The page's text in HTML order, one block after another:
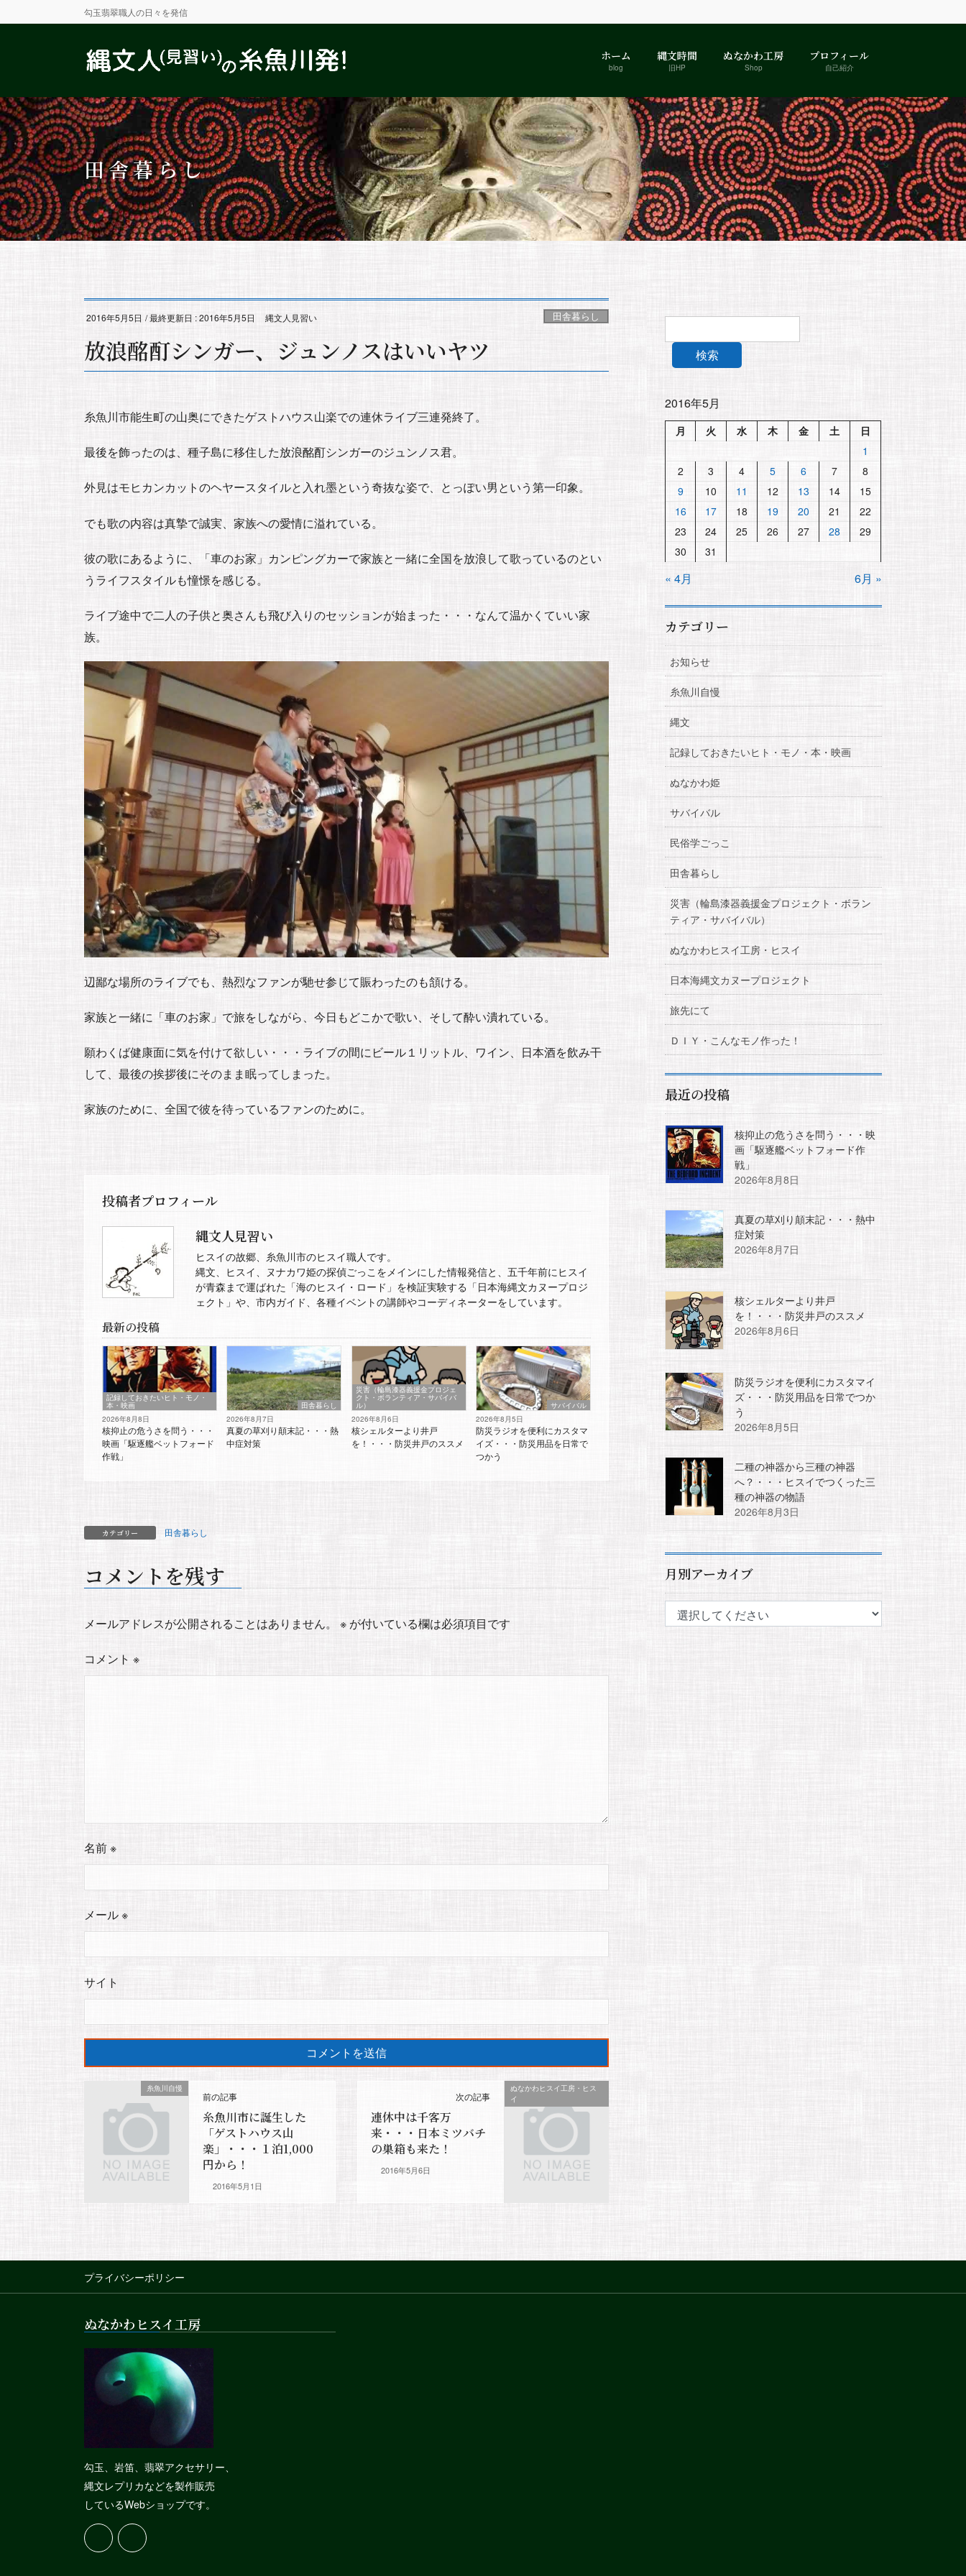
勾玉翡翠職人の日々を発信
ホーム
blog
縄文時間
旧HP
ぬなかわ工房
Shop
プロフィール
自己紹介
田舎暮らし
2016年5月5日 / 最終更新日 :2016年5月5日 縄文人見習い 田舎暮らし
放浪酩酊シンガー、ジュンノスはいいヤツ
糸魚川市能生町の山奥にできたゲストハウス山楽での連休ライブ三連発終了。
最後を飾ったのは、種子島に移住した放浪酩酊シンガーのジュンノス君。
外見はモヒカンカットのヘヤースタイルと入れ墨という奇抜な姿で、とっぽい男という第一印象。
でも歌の内容は真摯で誠実、家族への愛情に溢れている。
彼の歌にあるように、「車のお家」カンピングカーで家族と一緒に全国を放浪して歌っているのとい
うライフスタイルも憧憬を感じる。
ライブ途中で二人の子供と奥さんも飛び入りのセッションが始まった・・・なんて温かくていい家
族。
辺鄙な場所のライブでも、熱烈なファンが馳せ参じて賑わったのも頷ける。
家族と一緒に「車のお家」で旅をしながら、今日もどこかで歌い、そして酔い潰れている。
願わくば健康面に気を付けて欲しい・・・ライブの間にビール１リットル、ワイン、日本酒を飲み干
して、最後の挨拶後にそのまま眠ってしまった。
家族のために、全国で彼を待っているファンのために。
投稿者プロフィール
縄文人見習い
ヒスイの故郷、糸魚川市のヒスイ職人です。
縄文、ヒスイ、ヌナカワ姫の探偵ごっこをメインにした情報発信と、五千年前にヒスイ
が青森まで運ばれた「海のヒスイ・ロード」を検証実験する「日本海縄文カヌープロジ
ェクト」や、市内ガイド、各種イベントの講師やコーディネーターをしています。
最新の投稿
記録しておきたいヒト・モノ・
本・映画
2026年8月8日
核抑止の危うさを問う・・・
映画「駆逐艦ベットフォード
作戦」
田舎暮らし
2026年8月7日
真夏の草刈り顛末記・・・熱
中症対策
災害（輪島漆器義援金プロジェ
クト・ボランティア・サバイバ
ル）
2026年8月6日
核シェルターより井戸
を！・・・防災井戸のススメ
サバイバル
2026年8月5日
防災ラジオを便利にカスタマ
イズ・・・防災用品を日常で
つかう
カテゴリー 田舎暮らし
コメントを残す
メールアドレスが公開されることはありません。 ※ が付いている欄は必須項目です
コメント ※
名前※
メール※
サイト
糸魚川自慢
前の記事
糸魚川市に誕生した
「ゲストハウス山
楽」・・・１泊1,000
円から！
2016年5月1日
ぬなかわヒスイ工房・ヒス
イ
次の記事
連休中は千客万
来・・・日本ミツバチ
の巣箱も来た！
2016年5月6日
検索
2016年5月
月 火 水 木 金 土
日
1
2
3 4 5 6 7
8
9
10 11 12 13 14
15
16
17 18 19 20 21
22
23
24 25 26 27 28
29
30
31
« 4月 6月 »
カテゴリー
お知らせ
糸魚川自慢
縄文
記録しておきたいヒト・モノ・本・映画
ぬなかわ姫
サバイバル
民俗学ごっこ
田舎暮らし
災害（輪島漆器義援金プロジェクト・ボラン
ティア・サバイバル）
ぬなかわヒスイ工房・ヒスイ
日本海縄文カヌープロジェクト
旅先にて
ＤＩＹ・こんなモノ作った！
最近の投稿
核抑止の危うさを問う・・・映
画「駆逐艦ベットフォード作
戦」
2026年8月8日
真夏の草刈り顛末記・・・熱中
症対策
2026年8月7日
核シェルターより井戸
を！・・・防災井戸のススメ
2026年8月6日
防災ラジオを便利にカスタマイ
ズ・・・防災用品を日常でつか
う
2026年8月5日
二種の神器から三種の神器
へ？・・・ヒスイでつくった三
種の神器の物語
2026年8月3日
月別アーカイブ
プライバシーポリシー
ぬなかわヒスイ工房
勾玉、岩笛、翡翠アクセサリー、
縄文レプリカなどを製作販売
しているWebショップです。